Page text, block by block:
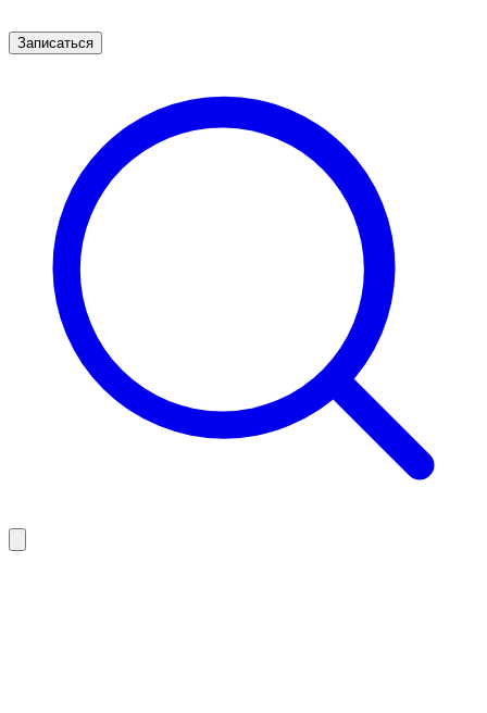
Записаться